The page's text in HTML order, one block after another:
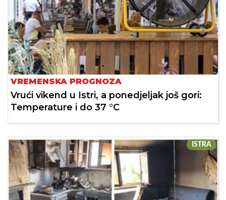
VREMENSKA PROGNOZA
Vrući vikend u Istri, a ponedjeljak još gori:
Temperature i do 37 °C
ISTRA